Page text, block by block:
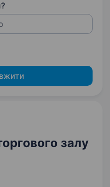
залу